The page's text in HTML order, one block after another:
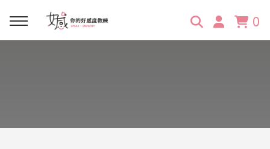
0
線上課程
合作邀約
公眾表達影響力
維琪簡介
維體驗Unique